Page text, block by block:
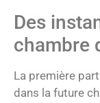
Des
chambre
La première
dans la future